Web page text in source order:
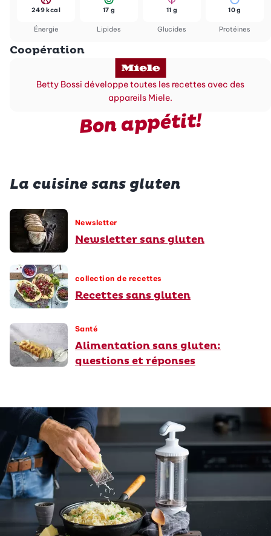
Énergie
249 kcal
Lipides
17 g
Glucides
11 g
Protéines
10 g
Coopération
Betty Bossi développe toutes les recettes avec des
appareils Miele.
Bon appétit!
La cuisine sans gluten
Newsletter
Newsletter sans gluten
collection de recettes
Recettes sans gluten
Santé
Alimentation sans gluten:
questions et réponses